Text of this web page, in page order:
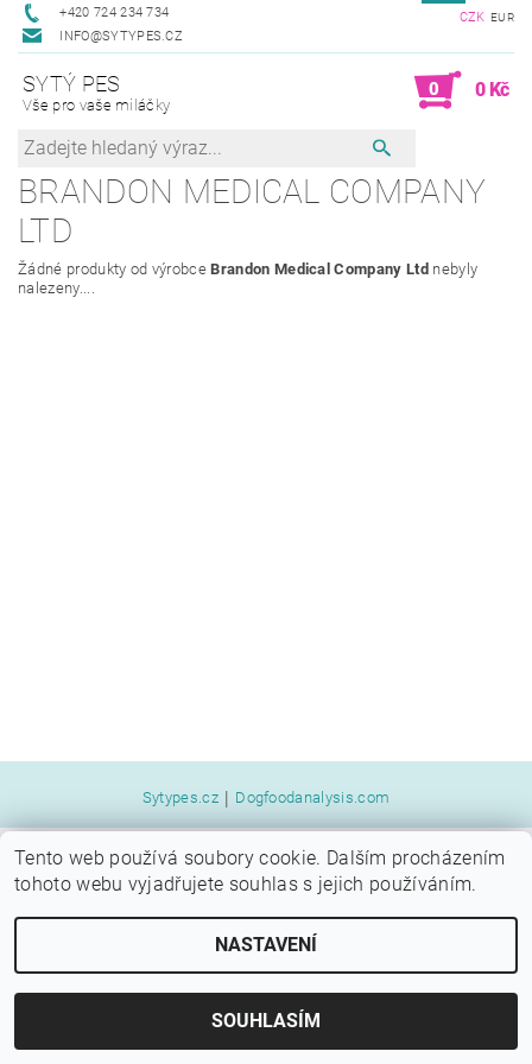
+420 724 234 734
INFO@SYTYPES.CZ
CZK EUR
SYTÝ PES
Vše pro vaše miláčky
0 0 Kč
BRANDON MEDICAL COMPANY
LTD
Žádné produkty od výrobceBrandon Medical Company Ltdnebyly
nalezeny....
Sytypes.cz | Dogfoodanalysis.com
2026 © SYTÝ PES, všechna práva vyhrazena
Vytvořil Shoptet
Tento web používá soubory cookie. Dalším procházením
tohoto webu vyjadřujete souhlas s jejich používáním.
NASTAVENÍ
SOUHLASÍM